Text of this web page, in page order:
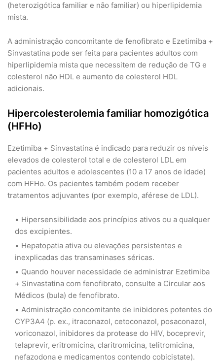
(heterozigótica familiar e não familiar) ou hiperlipidemia
mista.
A administração concomitante de fenofibrato e Ezetimiba +
Sinvastatina pode ser feita para pacientes adultos com
hiperlipidemia mista que necessitem de redução de TG e
colesterol não HDL e aumento de colesterol HDL
adicionais.
Hipercolesterolemia familiar homozigótica
(HFHo)
Ezetimiba + Sinvastatina é indicado para reduzir os níveis
elevados de colesterol total e de colesterol LDL em
pacientes adultos e adolescentes (10 a 17 anos de idade)
com HFHo. Os pacientes também podem receber
tratamentos adjuvantes (por exemplo, aférese de LDL).
Hipersensibilidade aos princípios ativos ou a qualquer
dos excipientes.
Hepatopatia ativa ou elevações persistentes e
inexplicadas das transaminases séricas.
Quando houver necessidade de administrar Ezetimiba
+ Sinvastatina com fenofibrato, consulte a Circular aos
Médicos (bula) de fenofibrato.
Administração concomitante de inibidores potentes do
CYP3A4 (p. ex., itraconazol, cetoconazol, posaconazol,
voriconazol, inibidores da protease do HIV, boceprevir,
telaprevir, eritromicina, claritromicina, telitromicina,
nefazodona e medicamentos contendo cobicistate).